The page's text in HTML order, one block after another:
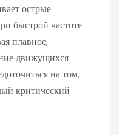
острые
быстрой частоте
плавное,
движущихся
на том,
критический